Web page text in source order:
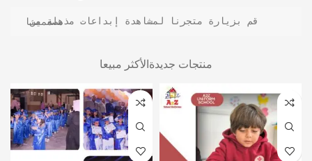
قم بزيارة متجرنا لمشاهدة إبداعات مذهلة من مصممينا
منتجات جديدة الأكثر مبيعا